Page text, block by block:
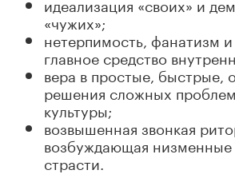
«чужих»;
нетерпимость, фанатизм и
главное средство
вера в простые, быстрые,
решения сложных
культуры;
возвышенная звонкая
возбуждающая низменные
страсти.